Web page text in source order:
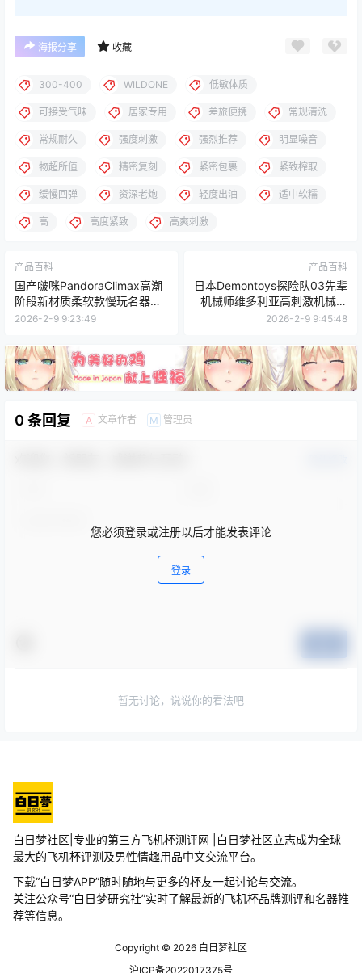
海报分享 收藏
300-400 WILDONE 低敏体质
可接受气味 居家专用 差旅便携 常规清洗
常规耐久 强度刺激 强烈推荐 明显噪音
物超所值 精密复刻 紧密包裹 紧致榨取
缓慢回弹 资深老炮 轻度出油 适中软糯
高 高度紧致 高爽刺激
产品百科
国产啵咪PandoraClimax高潮
阶段新材质柔软款慢玩名器测
评报告
2026-2-9 9:23:49
产品百科
日本Demontoys探险队03先辈
机械师维多利亚高刺激机械主
题飞机杯深度测评报告
2026-2-9 9:45:48
0 条回复 A 文章作者 M 管理员
您必须登录或注册以后才能发表评论
登录
暂无讨论，说说你的看法吧
白日梦社区|专业的第三方飞机杯测评网 |白日梦社区立志成为全球
最大的飞机杯评测及男性情趣用品中文交流平台。
下载“白日梦APP”随时随地与更多的杯友一起讨论与交流。
关注公众号“白日梦研究社”实时了解最新的飞机杯品牌测评和名器推
荐等信息。
Copyright © 2026 白日梦社区
沪ICP备2022017375号